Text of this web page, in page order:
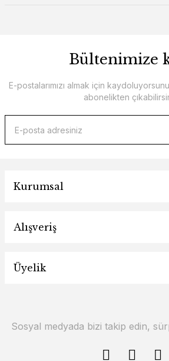
Bültenimize
E-postalarımızı almak için
abonelikten
Kurumsal
Alışveriş
Üyelik
Sosyal medyada bizi takip edin,